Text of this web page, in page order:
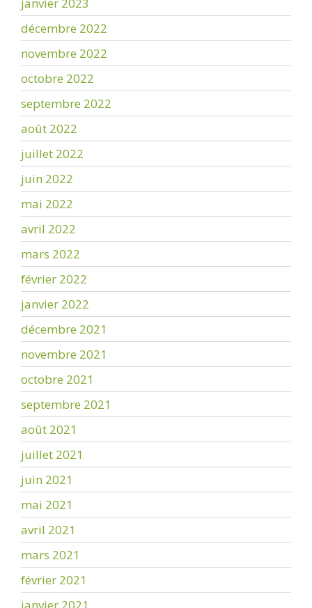
décembre 2022
novembre 2022
octobre 2022
septembre 2022
août 2022
juillet 2022
juin 2022
mai 2022
avril 2022
mars 2022
février 2022
janvier 2022
décembre 2021
novembre 2021
octobre 2021
septembre 2021
août 2021
juillet 2021
juin 2021
mai 2021
avril 2021
mars 2021
février 2021